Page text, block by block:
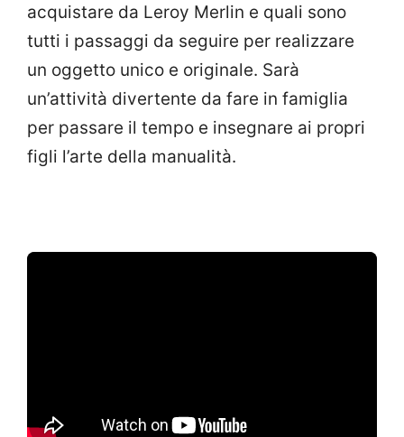
acquistare da Leroy Merlin e quali sono
tutti i passaggi da seguire per realizzare
un oggetto unico e originale. Sarà
un’attività divertente da fare in famiglia
per passare il tempo e insegnare ai propri
figli l’arte della manualità.